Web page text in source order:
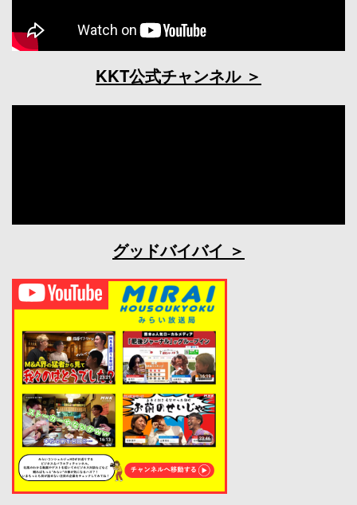
KKT公式チャンネル
グッドバイバイ